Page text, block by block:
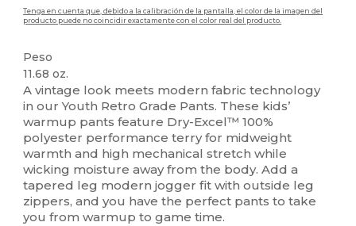
Tenga en cuenta que, debido a la calibración de la pantalla, el color de la imagen del
producto puede no coincidir exactamente con el color real del producto.
Peso
11.68 oz.
A vintage look meets modern fabric technology
in our Youth Retro Grade Pants. These kids’
warmup pants feature Dry-Excel™ 100%
polyester performance terry for midweight
warmth and high mechanical stretch while
wicking moisture away from the body. Add a
tapered leg modern jogger fit with outside leg
zippers, and you have the perfect pants to take
you from warmup to game time.